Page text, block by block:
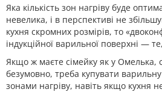
Яка кількість зон нагріву буде
невелика, і в перспективі не
кухня скромних розмірів, то
індукційної варильної поверхні —
Якщо ж маєте сімейку як у Омелька,
безумовно, треба купувати
зонами нагріву, навіть якщо кухня